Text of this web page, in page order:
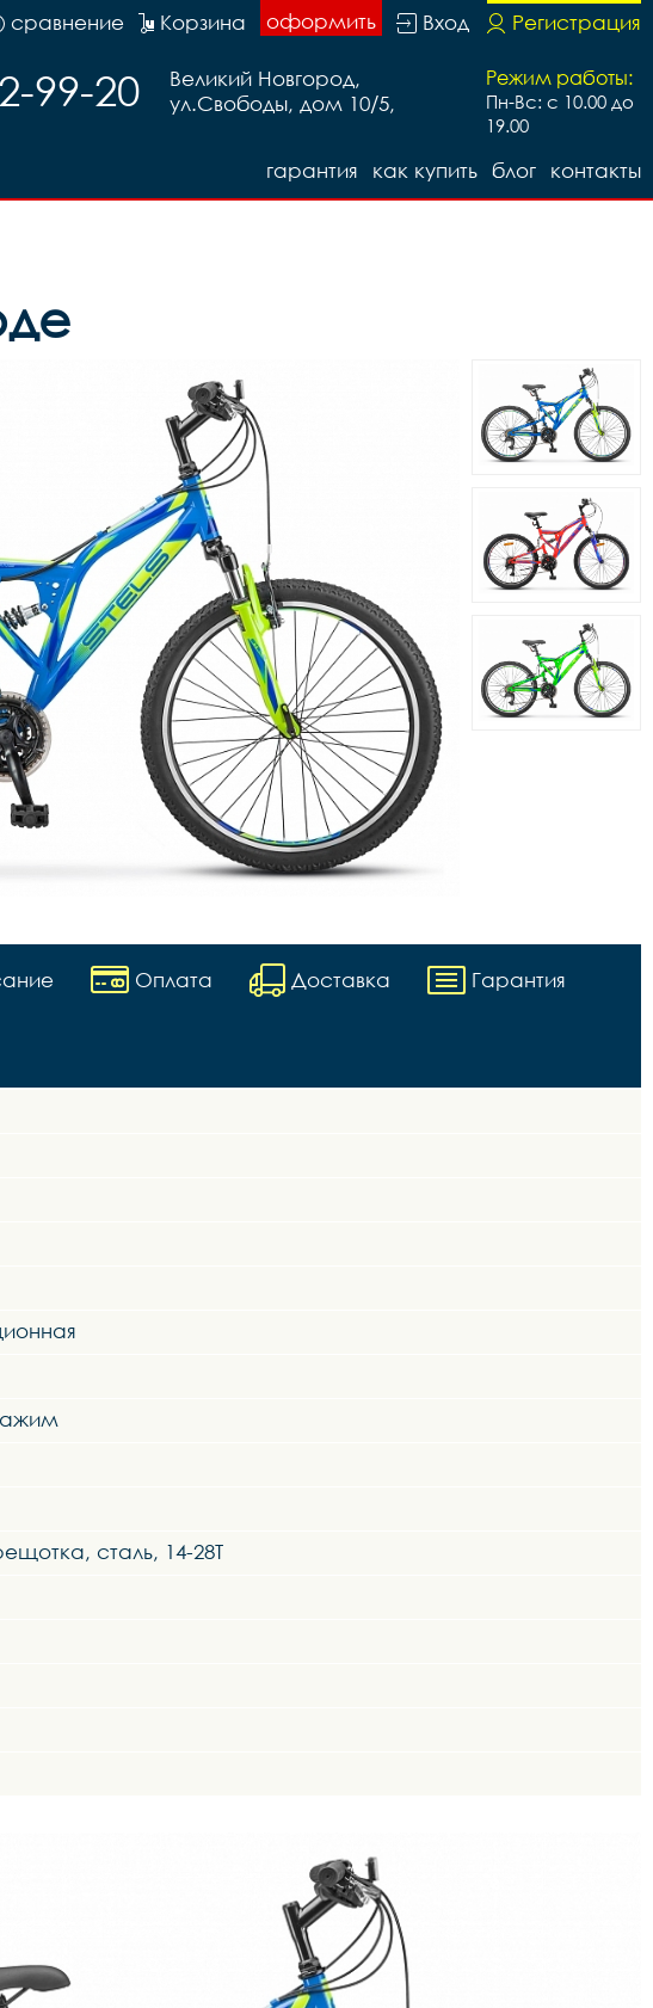
Регистрация
Вход
оформить
Корзина
сравнение
Режим работы:
Пн-Вс: с 10.00 до
19.00
Великий Новгород,
ул.Свободы, дом 10/5,
99-20
контакты
блог
как купить
гарантия
Оплата Доставка Гарантия
сталь, 14-28Т